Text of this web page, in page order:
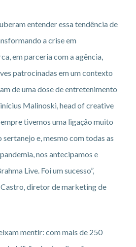
entender essa tendência de
a crise em
em parceria com a agência,
patrocinadas em um contexto
de uma dose de entretenimento
Malinoski, head of creative
tivemos uma ligação muito
e, mesmo com todas as
nos antecipamos e
Live. Foi um sucesso”,
diretor de marketing de
mentir: com mais de 250